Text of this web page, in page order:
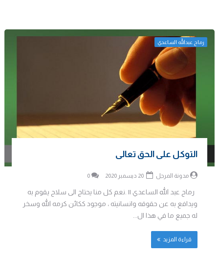
رماح عبدالله الساعدي
التوكل على الحق تعالى
مدونة المرجل 0
رماح عبد الله الساعدي || .نعم كل منا يحتاج الى سلاح يقوم به
ويدافع به عن حقوقه وانسانيته ، موجود ككائن كرمه الله وسخر
له جميع ما في هذا ال...
قراءة المزيد